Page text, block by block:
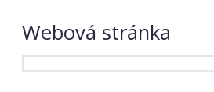
Webová stránka